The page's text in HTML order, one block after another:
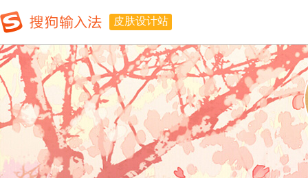
皮肤设计站